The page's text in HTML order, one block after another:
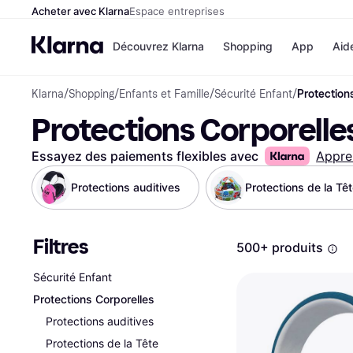
Acheter avec KlarnaEspace entreprises
Découvrez Klarna
Options de
Toutes les options de
paiement
Payer maintenant
Paiement en 3 fois
Paiement à 30 jours
Klarna sur Apple Pay
Shopping
Magasins
Cdiscount
Airbnb
Temu
JD Sports
Voir tous les
App
Klarna/Shopping/Enfants et Famille/Sécurité Enfant/
Protections
Essayez des paiements flexibles avec
Protections auditives Protections de la
Filtres
Sécurité Enfant
Protections Corporelles
Protections auditives
Protections de la Tête
500+ produits